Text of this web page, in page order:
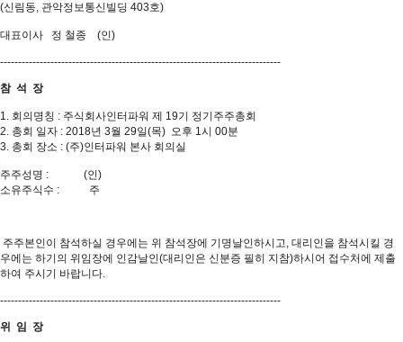
(신림동, 관악정보통신빌딩 403호)
대표이사 정 철종 (인)
------------------------------------------------------------------------------
참 석 장
1. 회의명칭 : 주식회사인터파워 제 19기 정기주주총회
2. 총회 일자 : 2018년 3월 29일(목) 오후 1시 00분
3. 총회 장소 : (주)인터파워 본사 회의실
주주성명 : (인)
소유주식수 : 주
주주본인이 참석하실 경우에는 위 참석장에 기명날인하시고, 대리인을 참석시킬 경
우에는 하기의 위임장에 인감날인(대리인은 신분증 필히 지참)하시어 접수처에 제출
하여 주시기 바랍니다.
------------------------------------------------------------------------------
위 임 장